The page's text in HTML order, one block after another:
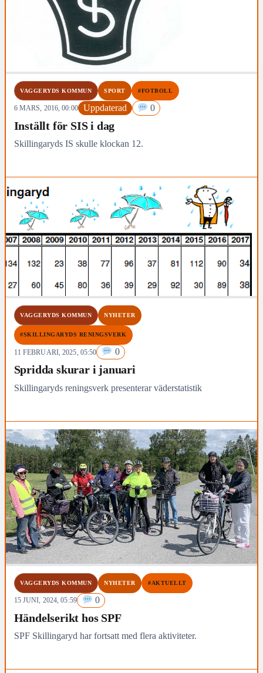
VAGGERYDS KOMMUN SPORT #FOTBOLL
6 MARS, 2016, 00:00 Uppdaterad 0
Inställt för SIS i dag
Skillingaryds IS skulle klockan 12.
VAGGERYDS KOMMUN NYHETER
#SKILLINGARYDS RENINGSVERK
11 FEBRUARI, 2025, 05:50 0
Spridda skurar i januari
Skillingaryds reningsverk presenterar väderstatistik
VAGGERYDS KOMMUN NYHETER #AKTUELLT
15 JUNI, 2024, 05:59 0
Händelserikt hos SPF
SPF Skillingaryd har fortsatt med flera aktiviteter.